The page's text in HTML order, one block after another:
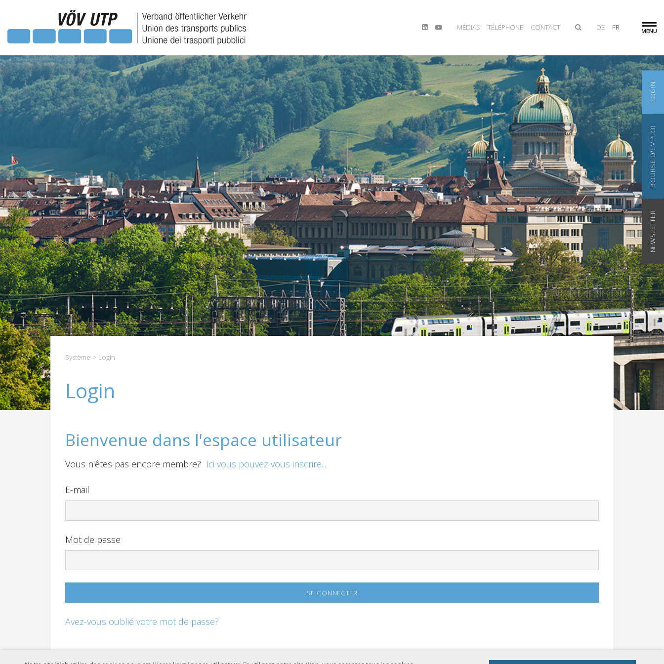
MÉDIAS TÉLÉPHONE CONTACT DE FR
LOGIN
BOURSE D'EMPLOI
NEWSLETTER
Système > Login
Login
Bienvenue dans l'espace utilisateur
Vous n'êtes pas encore membre? Ici vous pouvez vous inscrire...
E-mail
Mot de passe
Avez-vous oublié votre mot de passe?